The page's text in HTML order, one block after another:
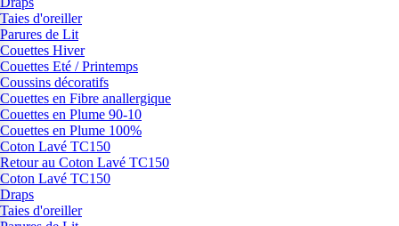
Taies d'oreiller
Parures de Lit
Couettes Hiver
Couettes Eté / Printemps
Coussins décoratifs
Couettes en Fibre anallergique
Couettes en Plume 90-10
Couettes en Plume 100%
Coton Lavé TC150
Retour au Coton Lavé TC150
Coton Lavé TC150
Draps
Taies d'oreiller